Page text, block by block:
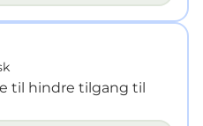
til hindre tilgang til